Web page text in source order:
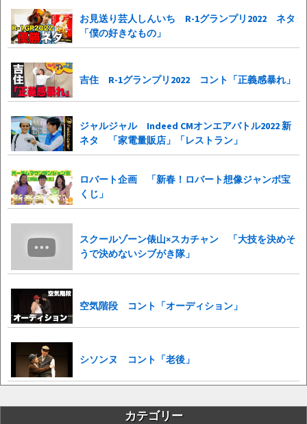
お見送り芸人しんいち R-1グランプリ2022 ネタ
「僕の好きなもの」
吉住 R-1グランプリ2022 コント「正義感暴れ」
ジャルジャル Indeed CMオンエアバトル2022 新
ネタ 「家電量販店」「レストラン」
ロバート企画 「新春！ロバート想像ジャンボ宝
くじ」
スクールゾーン俵山×スカチャン 「大技を決めそ
うで決めないシブがき隊」
空気階段 コント「オーディション」
シソンヌ コント「老後」
カテゴリー